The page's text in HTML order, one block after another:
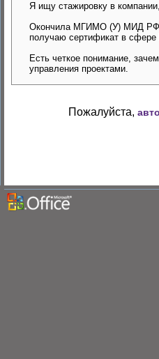
Я ищу стажировку в
Окончила МГИМО (У) МИД РФ,
получаю сертификат в
Есть четкое понимание,
управления проектами.
Пожалуйста,